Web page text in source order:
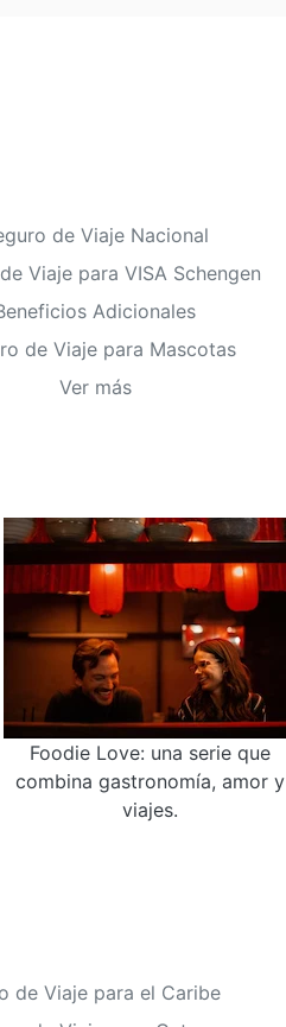
de Viaje Nacional
Viaje para VISA Schengen
Adicionales
de Viaje para Mascotas
Ver más
Foodie Love: una serie que
combina gastronomía, amor y
viajes.
de Viaje para el Caribe